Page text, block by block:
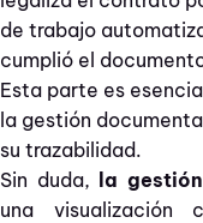
de trabajo
cumplió el
Esta parte es
la gestión
su trazabilidad.
Sin duda, la
una